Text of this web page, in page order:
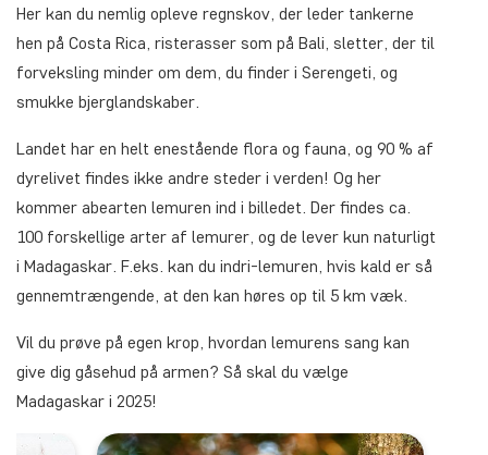
Her kan du nemlig opleve regnskov, der leder tankerne
hen på Costa Rica, risterasser som på Bali, sletter, der til
forveksling minder om dem, du finder i Serengeti, og
smukke bjerglandskaber.
Landet har en helt enestående flora og fauna, og 90 % af
dyrelivet findes ikke andre steder i verden! Og her
kommer abearten lemuren ind i billedet. Der findes ca.
100 forskellige arter af lemurer, og de lever kun naturligt
i Madagaskar. F.eks. kan du indri-lemuren, hvis kald er så
gennemtrængende, at den kan høres op til 5 km væk.
Vil du prøve på egen krop, hvordan lemurens sang kan
give dig gåsehud på armen? Så skal du vælge
Madagaskar i 2025!